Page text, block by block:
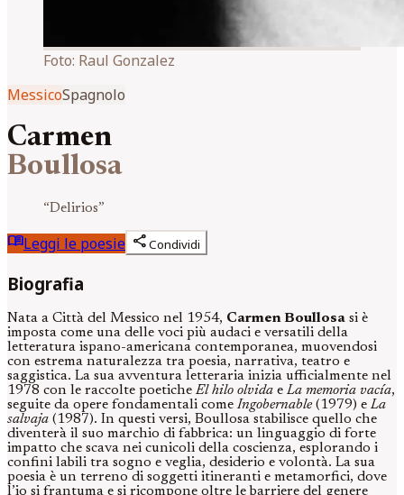
Foto: Raul Gonzalez
MessicoSpagnolo
Carmen
Boullosa
“Delirios”
menu_bookLeggi le poesie shareCondividi
Biografia
Nata a Città del Messico nel 1954, Carmen Boullosa si è
imposta come una delle voci più audaci e versatili della
letteratura ispano-americana contemporanea, muovendosi
con estrema naturalezza tra poesia, narrativa, teatro e
saggistica. La sua avventura letteraria inizia ufficialmente nel
1978 con le raccolte poetiche El hilo olvida e La memoria vacía,
seguite da opere fondamentali come Ingobernable(1979) e La
salvaja (1987). In questi versi, Boullosa stabilisce quello che
diventerà il suo marchio di fabbrica: un linguaggio di forte
impatto che scava nei cunicoli della coscienza, esplorando i
confini labili tra sogno e veglia, desiderio e volontà. La sua
poesia è un terreno di soggetti itineranti e metamorfici, dove
l’io si frantuma e si ricompone oltre le barriere del genere